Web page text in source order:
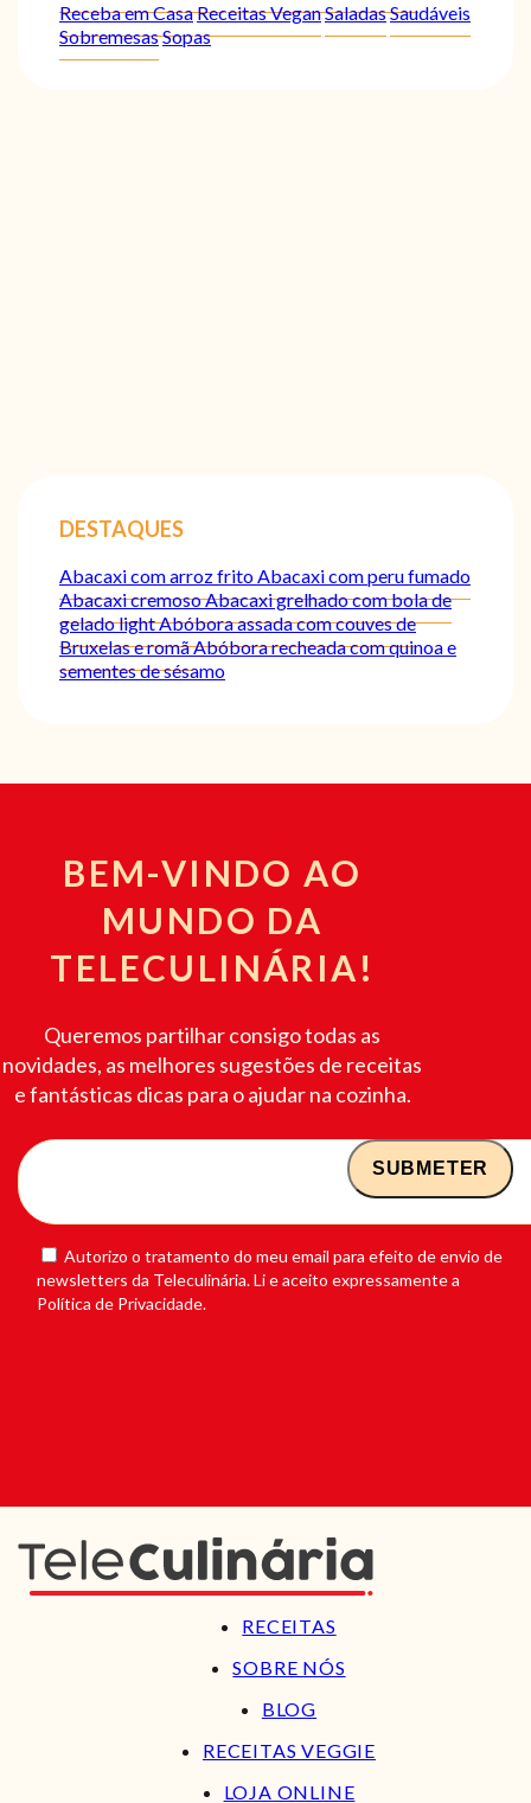
Receba em CasaReceitas VeganSaladasSaudáveis
SobremesasSopas
DESTAQUES
Abacaxi com arroz fritoAbacaxi com peru fumado
Abacaxi cremosoAbacaxi grelhado com bola de
gelado lightAbóbora assada com couves de
Bruxelas e romãAbóbora recheada com quinoa e
sementes de sésamo
BEM-VINDO AO
MUNDO DA
TELECULINÁRIA!
Queremos partilhar consigo todas as
novidades, as melhores sugestões de receitas
e fantásticas dicas para o ajudar na cozinha.
Autorizo o tratamento do meu email para efeito de envio de
newsletters da Teleculinária. Li e aceito expressamente a
Política de Privacidade.
RECEITAS
SOBRE NÓS
BLOG
RECEITAS VEGGIE
LOJA ONLINE